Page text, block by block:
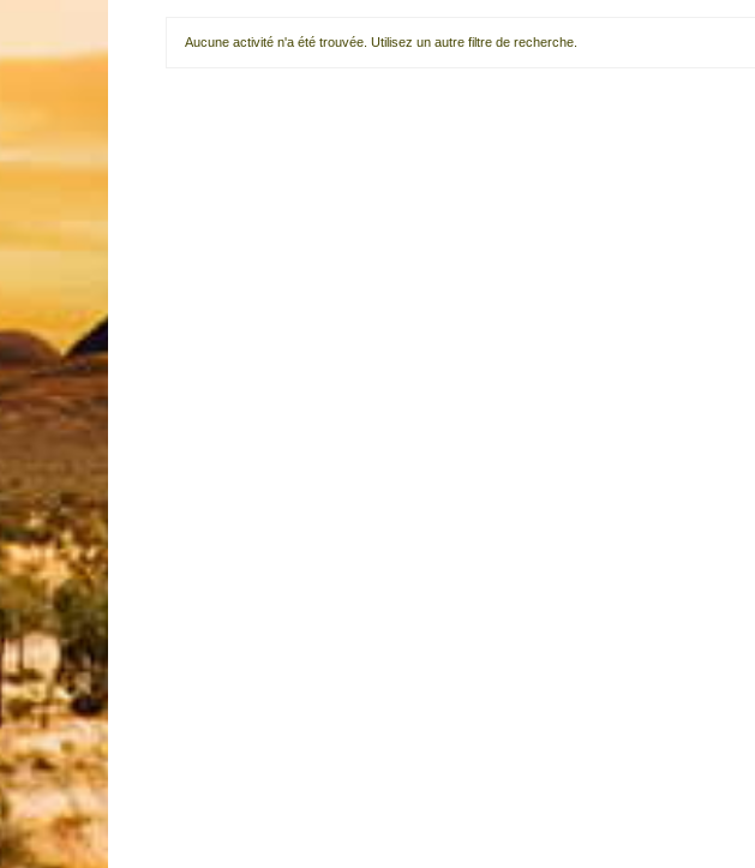
Aucune activité n'a été trouvée. Utilisez un autre filtre de recherche.